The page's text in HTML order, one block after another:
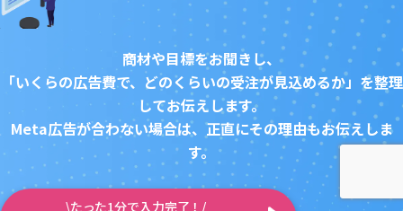
商材や目標をお聞きし、
「いくらの広告費で、どのくらいの受注が見込めるか」を整理
してお伝えします。
Meta広告が合わない場合は、正直にその理由もお伝えしま
す。
\たった1分で入力完了！/